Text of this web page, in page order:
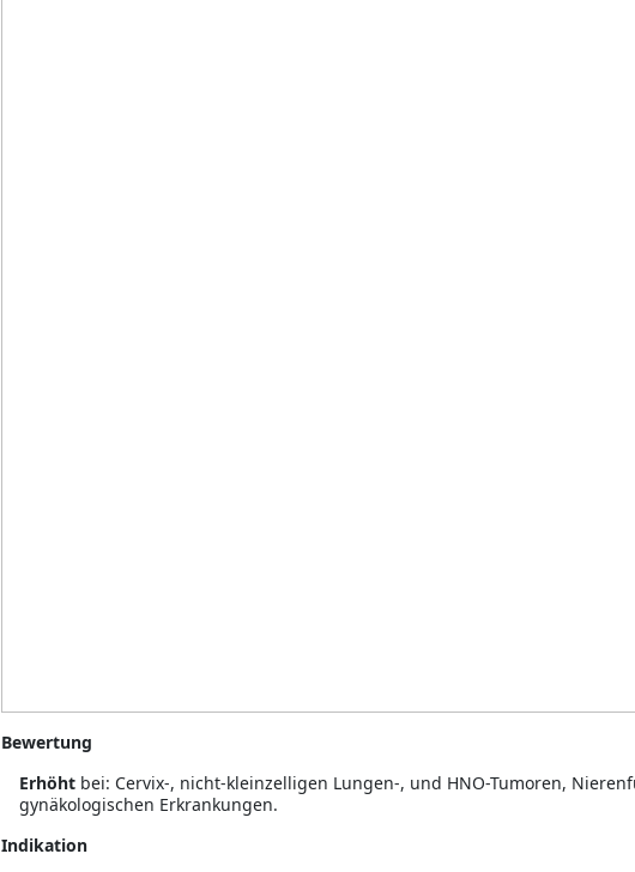
Bewertung
Erhöht bei: Cervix-, nicht-kleinzelligen Lungen-, und HNO-Tumoren,
gynäkologischen Erkrankungen.
Indikation